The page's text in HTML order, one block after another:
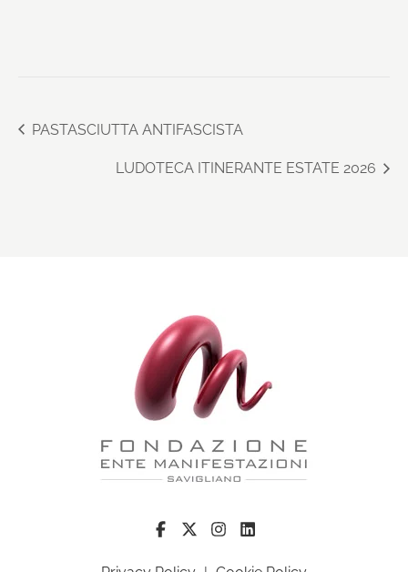
PASTASCIUTTA ANTIFASCISTA
LUDOTECA ITINERANTE ESTATE 2026